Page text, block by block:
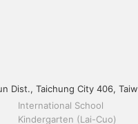
Dist., Taichung City 406,
International School
Kindergarten (Lai-Cuo)